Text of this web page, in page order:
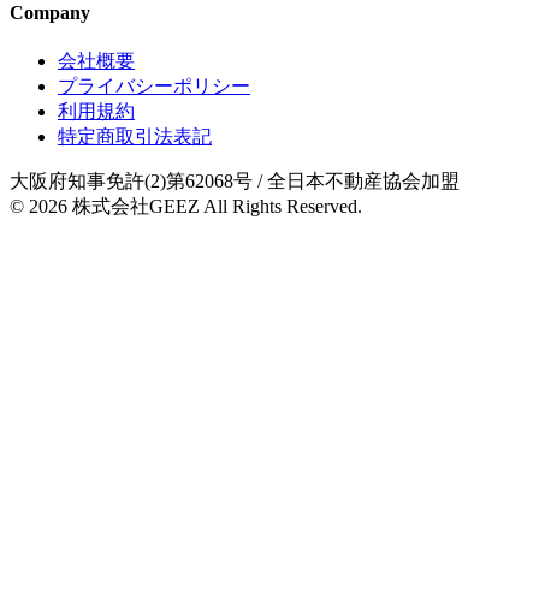
Company
会社概要
プライバシーポリシー
利用規約
特定商取引法表記
大阪府知事免許(2)第62068号 / 全日本不動産協会加盟
© 2026 株式会社GEEZ All Rights Reserved.